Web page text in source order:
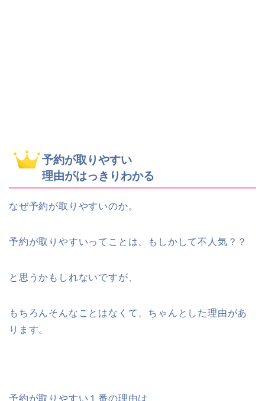
予約が取りやすい
理由がはっきりわかる
なぜ予約が取りやすいのか。
予約が取りやすいってことは、もしかして不人気？？
と思うかもしれないですが、
もちろんそんなことはなくて、ちゃんとした理由があ
ります。
予約が取りやすい １番の理由は、